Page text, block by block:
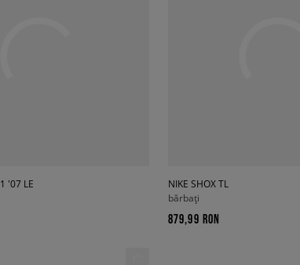
'07 LE
NIKE SHOX TL
bărbați
879,99 RON